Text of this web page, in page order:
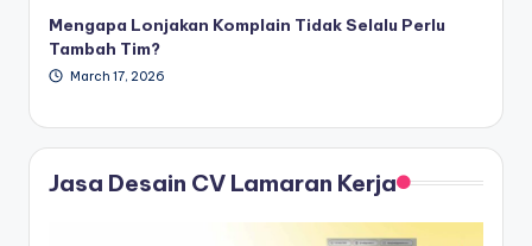
Mengapa Lonjakan Komplain Tidak Selalu Perlu
Tambah Tim?
March 17, 2026
Jasa Desain CV Lamaran Kerja